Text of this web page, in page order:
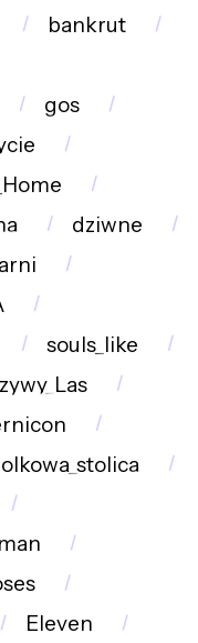
bankrut
gos
dziwne
souls_like
Eleven